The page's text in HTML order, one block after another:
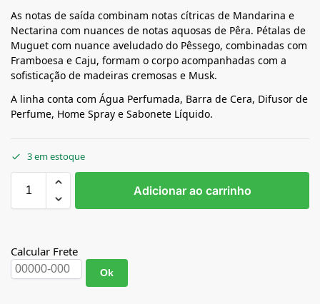
As notas de saída combinam notas cítricas de Mandarina e
Nectarina com nuances de notas aquosas de Pêra. Pétalas de
Muguet com nuance aveludado do Pêssego, combinadas com
Framboesa e Caju, formam o corpo acompanhadas com a
sofisticação de madeiras cremosas e Musk.
A linha conta com Água Perfumada, Barra de Cera, Difusor de
Perfume, Home Spray e Sabonete Líquido.
3 em estoque
Adicionar ao carrinho
Calcular Frete
Ok